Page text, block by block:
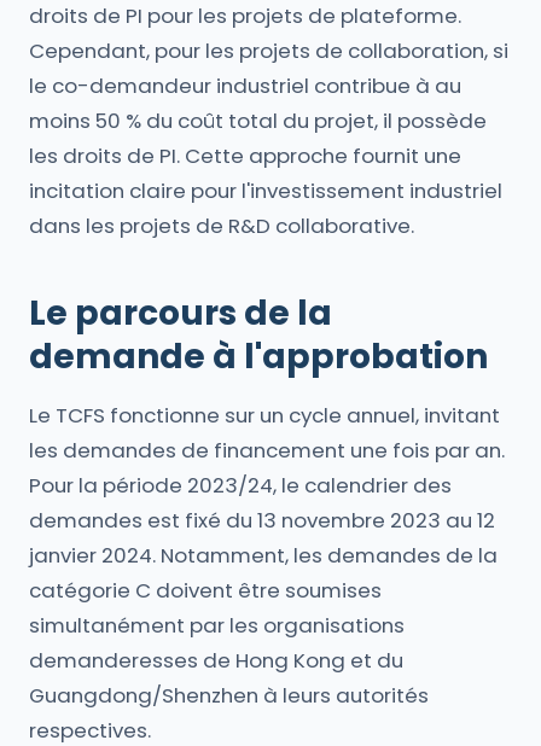
droits de PI pour les projets de plateforme.
Cependant, pour les projets de collaboration, si
le co-demandeur industriel contribue à au
moins 50 % du coût total du projet, il possède
les droits de PI. Cette approche fournit une
incitation claire pour l'investissement industriel
dans les projets de R&D collaborative.
Le parcours de la
demande à l'approbation
Le TCFS fonctionne sur un cycle annuel, invitant
les demandes de financement une fois par an.
Pour la période 2023/24, le calendrier des
demandes est fixé du 13 novembre 2023 au 12
janvier 2024. Notamment, les demandes de la
catégorie C doivent être soumises
simultanément par les organisations
demanderesses de Hong Kong et du
Guangdong/Shenzhen à leurs autorités
respectives.